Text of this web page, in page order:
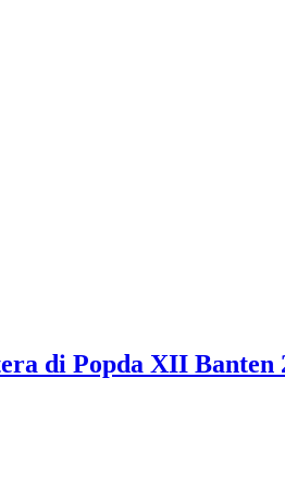
di Popda XII Banten